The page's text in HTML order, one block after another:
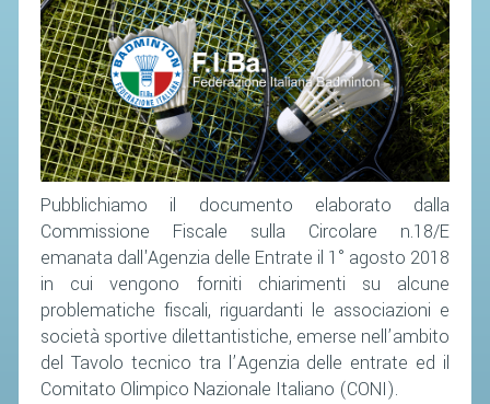
Pubblichiamo il documento elaborato dalla
Commissione Fiscale sulla Circolare n.18/E
emanata dall'Agenzia delle Entrate il 1° agosto 2018
in cui vengono forniti chiarimenti su alcune
problematiche fiscali, riguardanti le associazioni e
società sportive dilettantistiche, emerse nell’ambito
del Tavolo tecnico tra l’Agenzia delle entrate ed il
Comitato Olimpico Nazionale Italiano (CONI).
SEGRETERIA FEDERALE
CONTATTI
AVVISI E BANDI
CIRCOLARI
RESPONSABILITÀ SOCIALE
SAFEGUARDING
RICHIESTA PATROCINIO
GIUSTIZIA FEDERALE
REGOLAMENTI
PROVVEDIMENTI